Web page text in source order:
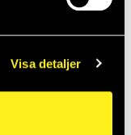
Visa detaljer